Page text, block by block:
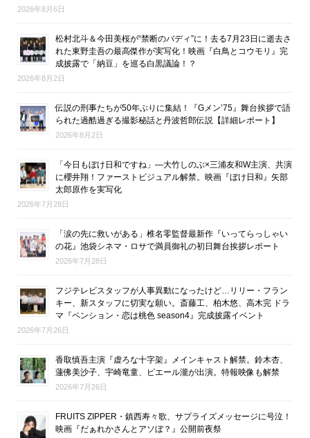
2026年8月6日
松村北斗＆今田美桜が“禁断のバディ”に！去る7月23日に逝去さ
れた東野圭吾の最高傑作が実写化！映画『白鳥とコウモリ』完
成披露で「納豆」を巡る白黒議論！？
2026年8月2日
伝説の刑事たちが50年ぶりに集結！『Gメン’75』舞台挨拶で語
られた過酷過ぎる撮影秘話と丹波哲郎伝説【詳細レポート】
2026年8月2日
「今日もぼけ日和ですね」―大竹しのぶ×三浦友和W主演、共演
に櫻井翔！ファーストビジュアル解禁。映画『ぼけ日和』矢部
太郎原作を実写化
2026年7月28日
「涙の先に救いがある」椎名零監督最新作『いってらっしゃい
の花』池袋シネマ・ロサで満員御礼の初日舞台挨拶レポート
2026年7月28日
フジテレビスタッフが人事異動になったけど…リリー・フラン
キー、新スタッフに切実な願い。斎藤工、柏木悠、高木完 ドラ
マ『ペンション・恋は桃色 season4』完成披露イベント
2026年7月26日
香取慎吾主演『虚ろな十字架』メインキャスト解禁。鈴木杏、
蓮佛美沙子、宇崎竜童、ピエール瀧が出演。特報映像も解禁
2026年7月26日
FRUITS ZIPPER・鎮西寿々歌、サプライズメッセージに号泣！
映画『だぁれかさんとアソぼ？』公開前夜祭